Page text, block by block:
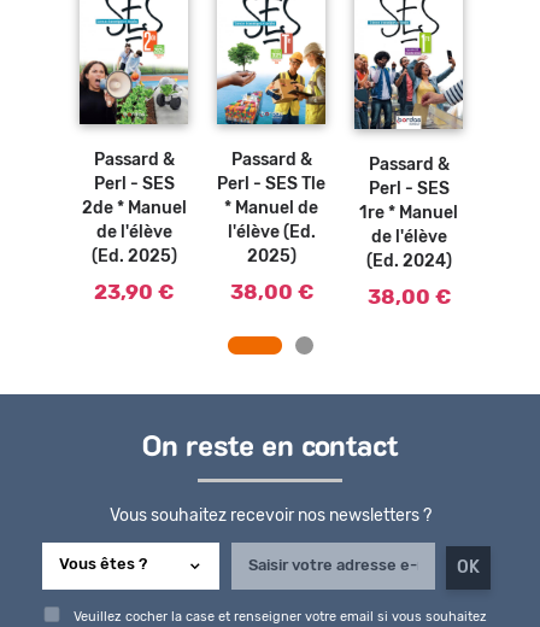
Ajouter
au
Passard &
Perl - SES
2de * Manuel
de l'élève
(Ed. 2025)
23,90 €
Ajouter
au
Passard &
Perl - SES Tle
* Manuel de
l'élève (Ed.
2025)
38,00 €
Ajouter
au
Passard &
Perl - SES
1re * Manuel
de l'élève
(Ed. 2024)
38,00 €
On reste en contact
Vous souhaitez recevoir nos newsletters ?
Veuillez cocher la case et renseigner votre email si vous souhaitez